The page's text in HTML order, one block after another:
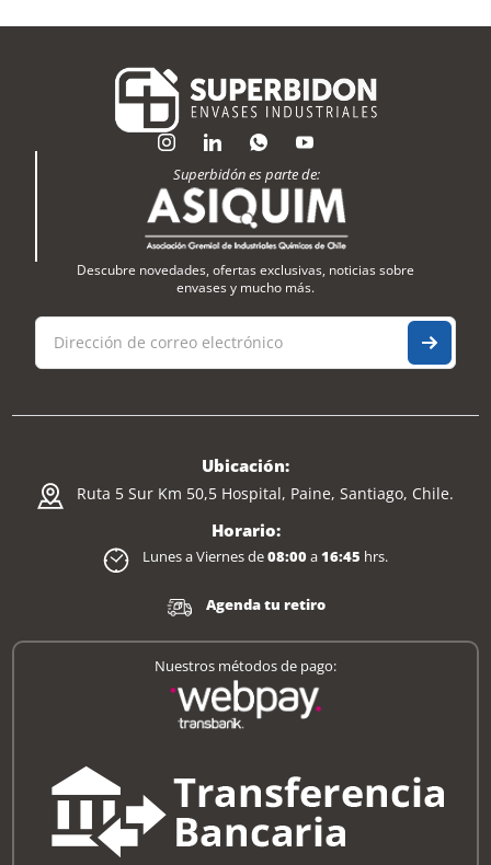
Superbidón es parte de:
Descubre novedades, ofertas exclusivas, noticias sobre
envases y mucho más.
Ubicación:
Ruta 5 Sur Km 50,5 Hospital, Paine, Santiago, Chile.
Horario:
Lunes a Viernes de08:00a16:45 hrs.
Agenda tu retiro
Nuestros métodos de pago: